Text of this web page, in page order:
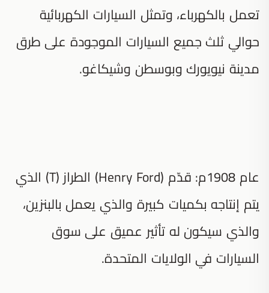
تعمل بالكهرباء، وتمثل السيارات الكهربائية
حوالي ثلث جميع السيارات الموجودة على طرق
مدينة نيويورك وبوسطن وشيكاغو.
عام 1908م: قدّم (Henry Ford) الطراز (T) الذي
يتم إنتاجه بكميات كبيرة والذي يعمل بالبنزين،
والذي سيكون له تأثير عميق على سوق
السيارات في الولايات المتحدة.